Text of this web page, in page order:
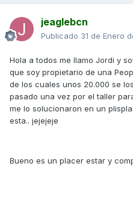
jeaglebcn
Publicado 31 de Enero
Hola a todos me llamo Jordi y
que soy propietario de una
de los cuales unos 20.000 se
pasado una vez por el taller
me lo solucionaron en un
esta.. jejejeje
Bueno es un placer estar y